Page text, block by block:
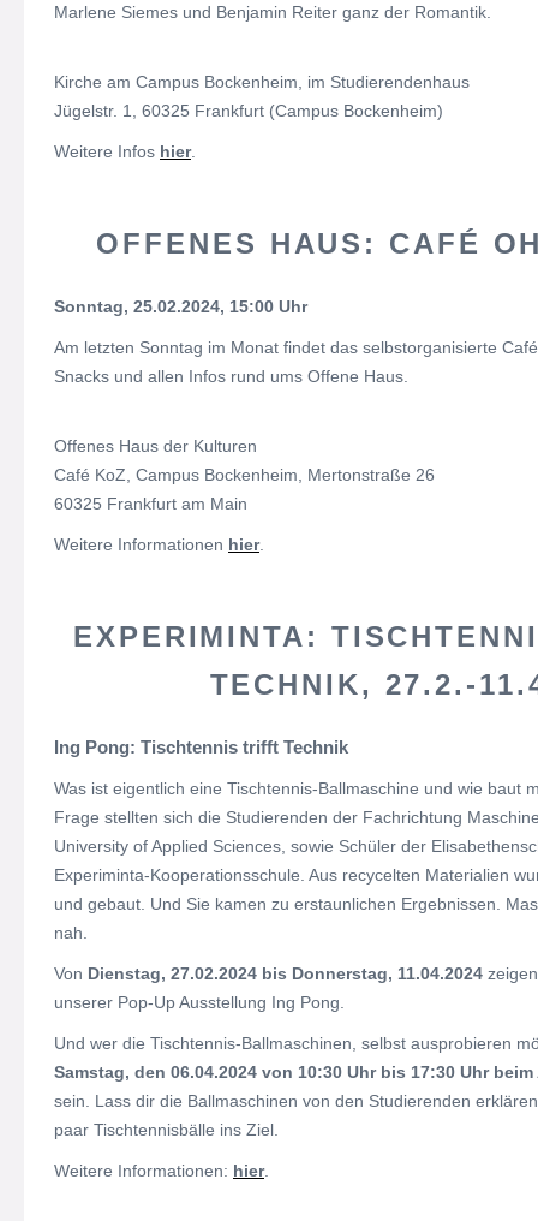
Marlene Siemes und Benjamin Reiter ganz der Romantik.
Kirche am Campus Bockenheim, im Studierendenhaus
Jügelstr. 1, 60325 Frankfurt (Campus Bockenheim)
Weitere Infos hier.
OFFENES HAUS: CAFÉ
Sonntag, 25.02.2024, 15:00 Uhr
Am letzten Sonntag im Monat findet das selbstorganisierte
Snacks und allen Infos rund ums Offene Haus.
Offenes Haus der Kulturen
Café KoZ, Campus Bockenheim, Mertonstraße 26
60325 Frankfurt am Main
Weitere Informationen hier.
EXPERIMINTA:
TECHNIK, 27.2.-
Ing Pong: Tischtennis trifft Technik
Was ist eigentlich eine Tischtennis-Ballmaschine und wie baut
Frage stellten sich die Studierenden der Fachrichtung
University of Applied Sciences, sowie Schüler der
Experiminta-Kooperationsschule. Aus recycelten Materialien
und gebaut. Und Sie kamen zu erstaunlichen Ergebnissen.
nah.
Von Dienstag, 27.02.2024 bis Donnerstag, 11.04.2024
unserer Pop-Up Ausstellung Ing Pong.
Und wer die Tischtennis-Ballmaschinen, selbst ausprobieren
Samstag, den 06.04.2024 von 10:30 Uhr bis 17:30 Uhr
sein. Lass dir die Ballmaschinen von den Studierenden
paar Tischtennisbälle ins Ziel.
Weitere Informationen: hier.